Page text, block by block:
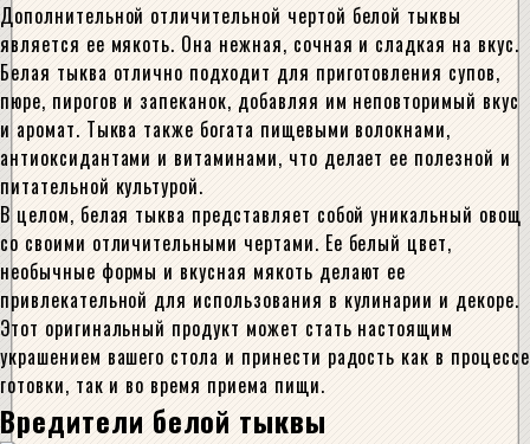
Дополнительной отличительной чертой белой тыквы
является ее мякоть. Она нежная, сочная и сладкая на вкус.
Белая тыква отлично подходит для приготовления супов,
пюре, пирогов и запеканок, добавляя им неповторимый вкус
и аромат. Тыква также богата пищевыми волокнами,
антиоксидантами и витаминами, что делает ее полезной и
питательной культурой.
В целом, белая тыква представляет собой уникальный овощ
со своими отличительными чертами. Ее белый цвет,
необычные формы и вкусная мякоть делают ее
привлекательной для использования в кулинарии и декоре.
Этот оригинальный продукт может стать настоящим
украшением вашего стола и принести радость как в процессе
готовки, так и во время приема пищи.
Вредители белой тыквы